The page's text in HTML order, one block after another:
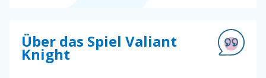
Über das Spiel Valiant
Knight